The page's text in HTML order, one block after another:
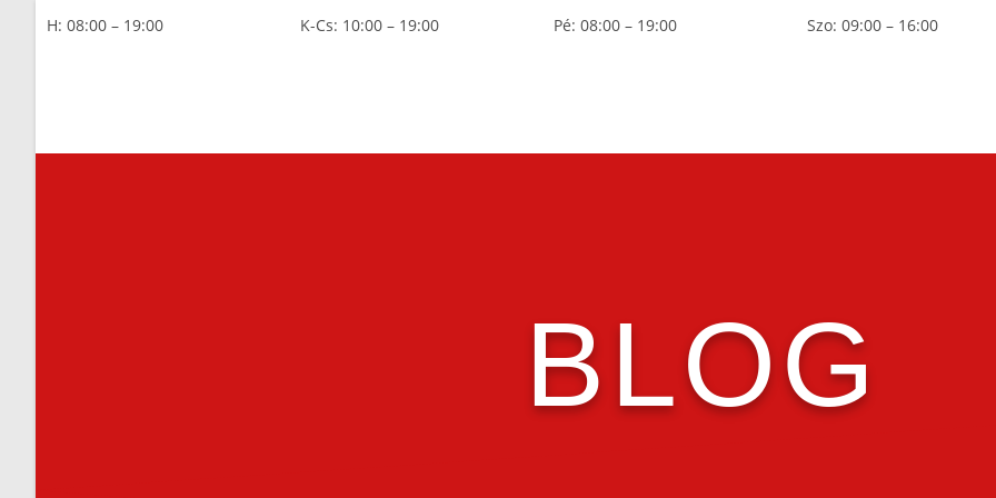
H: 08:00 – 19:00 K-Cs: 10:00 – 19:00 Pé: 08:00 – 19:00 Szo: 09:00 – 16:00
BLOG